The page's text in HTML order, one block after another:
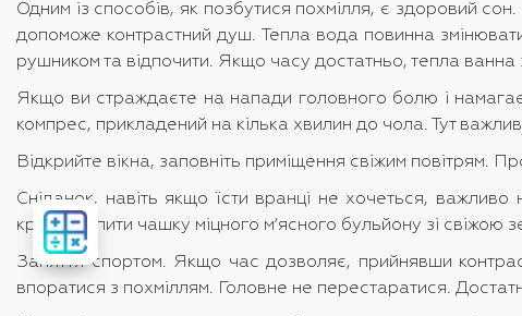
Одним із способів, як позбутися похмілля, є здоровий
допоможе контрастний душ. Тепла вода повинна
рушником та відпочити. Якщо часу достатньо, тепла ванна
Якщо ви страждаєте на напади головного болю і
компрес, прикладений на кілька хвилин до чола. Тут
Відкрийте вікна, заповніть приміщення свіжим повітрям.
Сніданок, навіть якщо їсти вранці не хочеться, важливо
краще випити чашку міцного м’ясного бульйону зі свіжою
Заняття спортом. Якщо час дозволяє, прийнявши
впоратися з похміллям. Головне не перестаратися.
вартість